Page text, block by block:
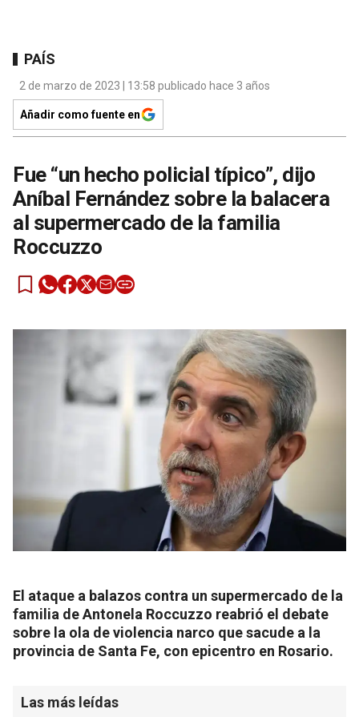
PAÍS
2 de marzo de 2023 | 13:58 publicado hace 3 años
Añadir como fuente en
Fue “un hecho policial típico”, dijo
Aníbal Fernández sobre la balacera
al supermercado de la familia
Roccuzzo
El ataque a balazos contra un supermercado de la
familia de Antonela Roccuzzo reabrió el debate
sobre la ola de violencia narco que sacude a la
provincia de Santa Fe, con epicentro en Rosario.
Las más leídas